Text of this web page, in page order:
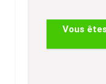
Vous